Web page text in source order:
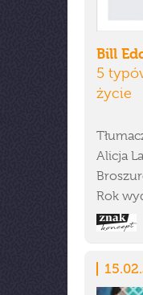
Bill
5
życie
Alicja
Rok